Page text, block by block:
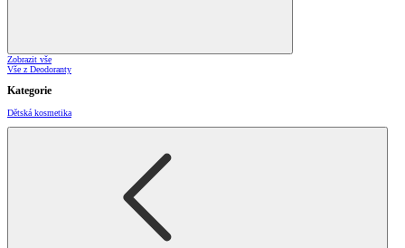
Zobrazit vše
Vše z Deodoranty
Kategorie
Dětská kosmetika